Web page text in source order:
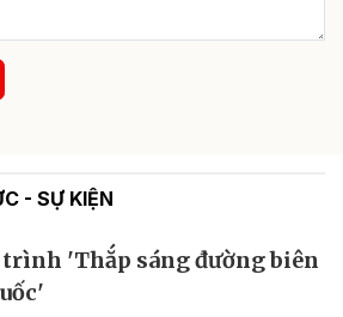
- SỰ KIỆN
'Thắp sáng đường biên